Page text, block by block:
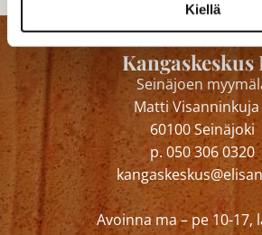
Kiellä
Kangaskeskus
Seinäjoen
Matti Visanninkuja
60100 Seinäjoki
p. 050 306 0320
Avoinna ma – pe 10-17,